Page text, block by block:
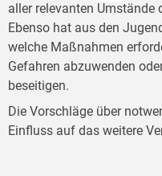
aller relevanten Umstände
Ebenso hat aus den
welche Maßnahmen
Gefahren abzuwenden
beseitigen.
Die Vorschläge über
Einfluss auf das weitere